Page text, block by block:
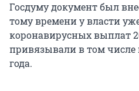
Госдуму документ был
тому времени у власти
коронавирусных выплат
привязывали в том числе
года.